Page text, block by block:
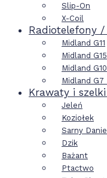
Slip-On
X-Coil
Radiotelefony
Midland G11
Midland G15
Midland G10
Midland G7
Krawaty i
Jeleń
Koziołek
Sarny
Dzik
Bażant
Ptactwo